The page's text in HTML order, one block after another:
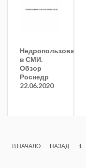
Недропользование
в СМИ.
Обзор
Роснедр
22.06.2020
В НАЧАЛО НАЗАД 1